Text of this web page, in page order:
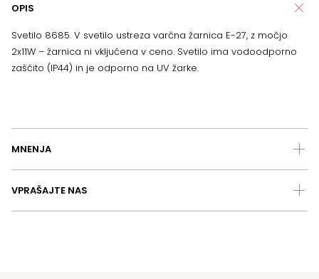
OPIS
Svetilo 8685. V svetilo ustreza varčna žarnica E-27, z močjo
2x11W – žarnica ni vključena v ceno. Svetilo ima vodoodporno
zaščito (IP44) in je odporno na UV žarke.
MNENJA
VPRAŠAJTE NAS